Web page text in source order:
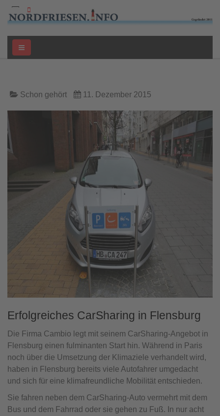
Schon gehört 11. Dezember 2015
Erfolgreiches CarSharing in Flensburg
Die Firma Cambio legt mit seinem CarSharing-Angebot in
Flensburg einen fulminanten Start hin. Während in Paris
noch über die Umsetzung der Klimaziele verhandelt wird,
haben in Flensburg bereits viele Autofahrer umgedacht
und sich für eine klimafreundliche Mobilität entschieden.
Sie fahren neben dem CarSharing-Auto vermehrt mit dem
Bus und dem Fahrrad oder sie gehen zu Fuß. In nur acht